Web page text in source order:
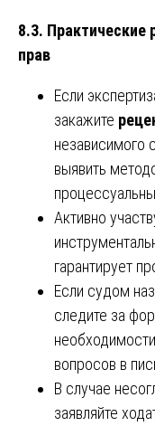
8.3.
прав
Если
закажите
независимого
выявить
Активно
гарантирует
Если судом
следите за
вопросов в
В случае
заявляйте